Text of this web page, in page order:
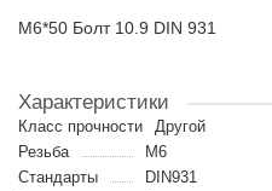
M6*50 Болт 10.9 DIN 931
Характеристики
Класс прочности
Другой
Резьба
M6
Стандарты
DIN931